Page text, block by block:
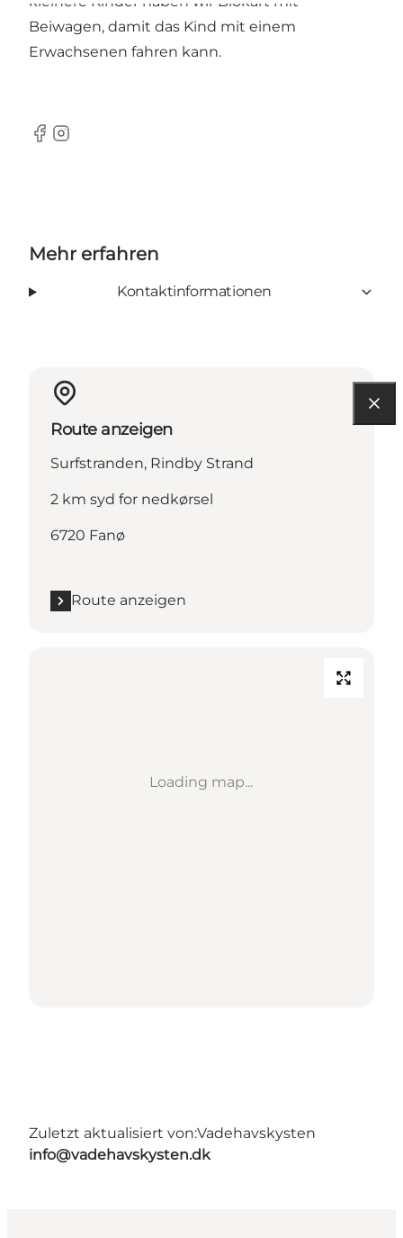
Beiwagen, damit das Kind mit einem
Erwachsenen fahren kann.
Facebook
Instagram
Mehr erfahren
Kontaktinformationen
Route anzeigen
Surfstranden, Rindby Strand
2 km syd for nedkørsel
6720 Fanø
Route anzeigen
Loading map...
Zuletzt aktualisiert von:Vadehavskysten
info@vadehavskysten.dk